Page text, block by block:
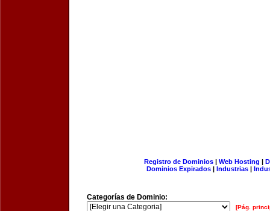
Registro de Dominios| Web Hosting |
Dominios Expirados | Industrias |
Categorías de Dominio:
[Pág.